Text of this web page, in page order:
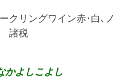
クリングワイン赤･白､ノ
) 諸税
かよしこよし